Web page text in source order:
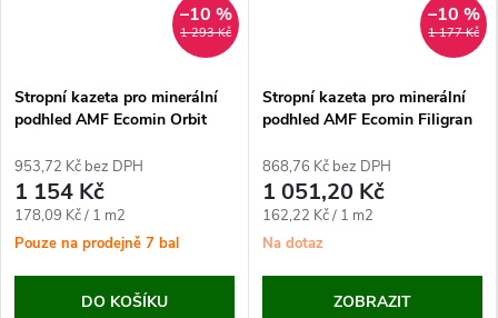
1 293 Kč
–10 %
Stropní kazeta pro minerální
podhled AMF Ecomin Orbit
953,72 Kč bez DPH
1 154 Kč
Měrná
cena:
178,09 Kč / 1 m2
Pouze na prodejně 7 bal
DO KOŠÍKU
1 177 Kč
–10 %
Stropní kazeta pro minerální
podhled AMF Ecomin Filigran
868,76 Kč bez DPH
1 051,20 Kč
Měrná
cena:
162,22 Kč / 1 m2
Na dotaz
ZOBRAZIT